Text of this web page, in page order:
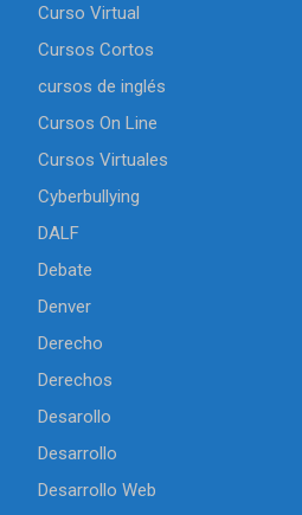
Curso Virtual
Cursos Cortos
cursos de inglés
Cursos On Line
Cursos Virtuales
Cyberbullying
DALF
Debate
Denver
Derecho
Derechos
Desarollo
Desarrollo
Desarrollo Web